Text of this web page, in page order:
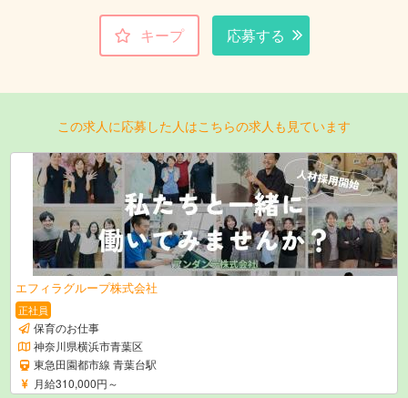
キープ 応募する
この求人に応募した人はこちらの求人も見ています
エフィラグループ株式会社
正社員
保育のお仕事
神奈川県横浜市青葉区
東急田園都市線 青葉台駅
月給310,000円～